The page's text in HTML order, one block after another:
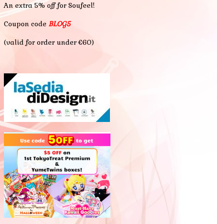
An extra 5% off for Soufeel!
Coupon code BLOG5
(valid for order under €60)